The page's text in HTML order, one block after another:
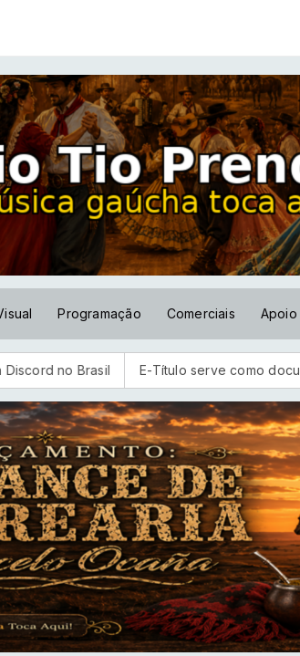
Programação Comerciais Apoio
E-Título serve como documento para